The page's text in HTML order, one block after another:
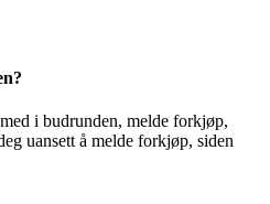
i budrunden, melde forkjøp,
uansett å melde forkjøp, siden